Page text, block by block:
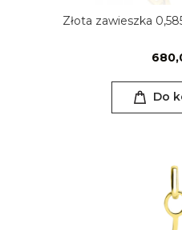
Złota zawieszka
Do